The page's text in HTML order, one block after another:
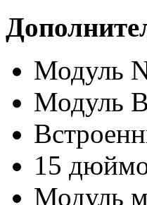
Модуль
Модуль
15
Модуль